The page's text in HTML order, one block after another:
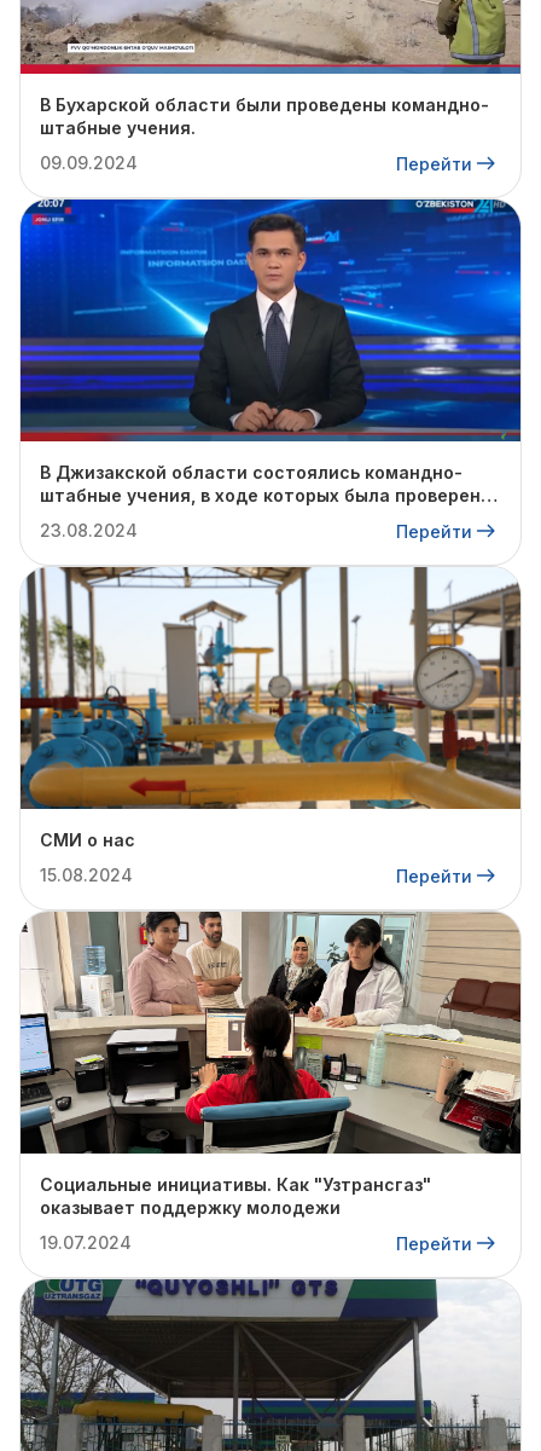
В Бухарской области были проведены командно-
штабные учения.
09.09.2024
Перейти
В Джизакской области состоялись командно-
штабные учения, в ходе которых была проверена
осенне-зимнему сезону.
23.08.2024 Перейти
СМИ о нас
15.08.2024
Перейти
Социальные инициативы. Как "Узтрансгаз"
оказывает поддержку молодежи
19.07.2024
Перейти